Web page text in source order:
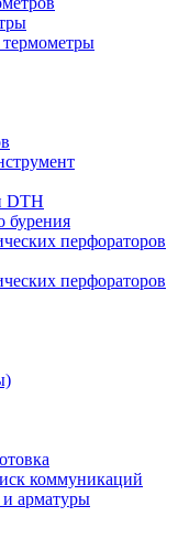
DTH
бурения
перфораторов
перфораторов
коммуникаций
и арматуры